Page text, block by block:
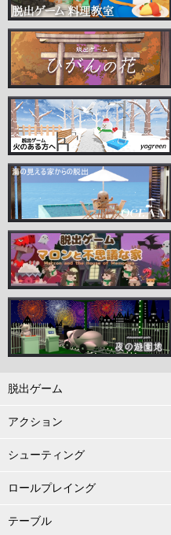
脱出ゲーム
アクション
シューティング
ロールプレイング
テーブル